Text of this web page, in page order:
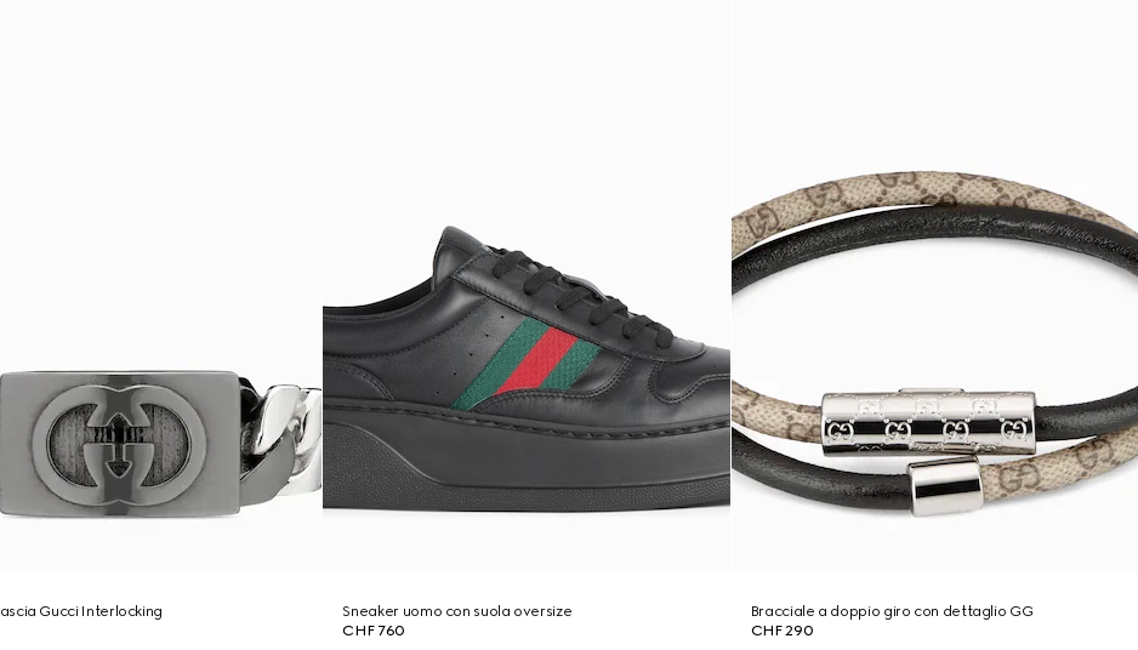
Gucci Interlocking
Sneaker uomo con suola oversize
CHF 760
Bracciale a doppio giro con dettaglio GG
CHF 290